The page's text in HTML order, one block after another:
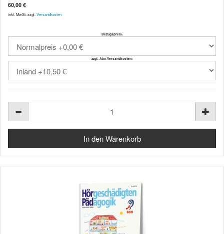
60,00 €
inkl. MwSt. zzgl. Versandkosten
Bezugspreis:
zzgl. Abo-Versandkosten: